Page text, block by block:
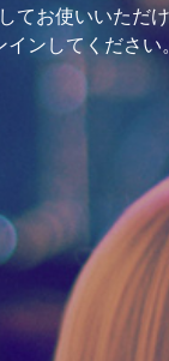
てお使いいただ
ンしてください。